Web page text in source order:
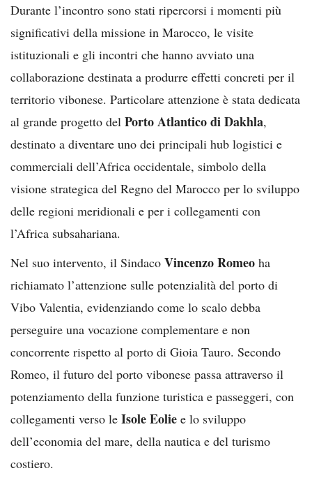
Durante l’incontro sono stati ripercorsi i momenti più
significativi della missione in Marocco, le visite
istituzionali e gli incontri che hanno avviato una
collaborazione destinata a produrre effetti concreti per il
territorio vibonese. Particolare attenzione è stata dedicata
al grande progetto del Porto Atlantico di Dakhla,
destinato a diventare uno dei principali hub logistici e
commerciali dell’Africa occidentale, simbolo della
visione strategica del Regno del Marocco per lo sviluppo
delle regioni meridionali e per i collegamenti con
l’Africa subsahariana.
Nel suo intervento, il Sindaco Vincenzo Romeo ha
richiamato l’attenzione sulle potenzialità del porto di
Vibo Valentia, evidenziando come lo scalo debba
perseguire una vocazione complementare e non
concorrente rispetto al porto di Gioia Tauro. Secondo
Romeo, il futuro del porto vibonese passa attraverso il
potenziamento della funzione turistica e passeggeri, con
collegamenti verso le Isole Eolie e lo sviluppo
dell’economia del mare, della nautica e del turismo
costiero.